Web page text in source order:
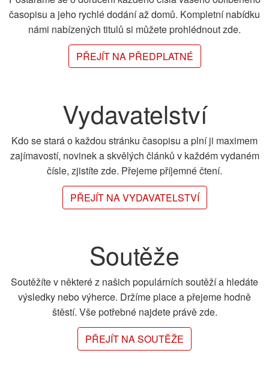
časopisu a jeho rychlé dodání až domů. Kompletní nabídku
námi nabízených titulů si můžete prohlédnout zde.
PŘEJÍT NA PŘEDPLATNÉ
Vydavatelství
Kdo se stará o každou stránku časopisu a plní ji maximem
zajímavostí, novinek a skvělých článků v každém vydaném
čísle, zjistíte zde. Přejeme příjemné čtení.
PŘEJÍT NA VYDAVATELSTVÍ
Soutěže
Soutěžíte v některé z našich populárních soutěží a hledáte
výsledky nebo výherce. Držíme place a přejeme hodně
štěstí. Vše potřebné najdete právě zde.
PŘEJÍT NA SOUTĚŽE